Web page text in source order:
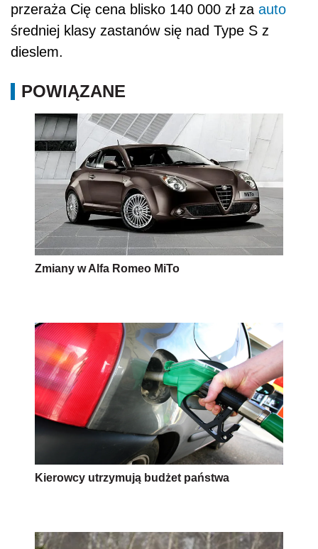
przeraża Cię cena blisko 140 000 zł za auto
średniej klasy zastanów się nad Type S z
dieslem.
POWIĄZANE
Zmiany w Alfa Romeo MiTo
Kierowcy utrzymują budżet państwa